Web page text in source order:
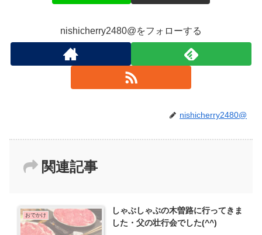
nishicherry2480@をフォローする
nishicherry2480@
関連記事
おでかけ
しゃぶしゃぶの木曽路に行ってきま
した・父の壮行会でした(^^)